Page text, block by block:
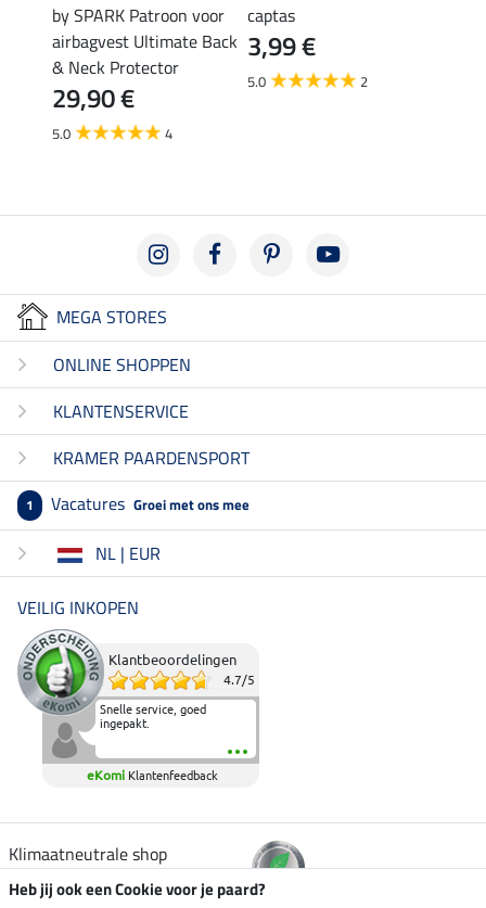
by SPARK Patroon voor
airbagvest Ultimate Back
& Neck Protector
29,90 €
5.0 4
captas
3,99 €
5.0 2
MEGA STORES
ONLINE SHOPPEN
KLANTENSERVICE
KRAMER PAARDENSPORT
1 Vacatures Groei met ons mee
NL | EUR
VEILIG INKOPEN
Klantbeoordelingen
4.7/5
Snelle service, goed
ingepakt.
eKomi Klantenfeedback
Klimaatneutrale shop
Heb jij ook een Cookie voor je paard?